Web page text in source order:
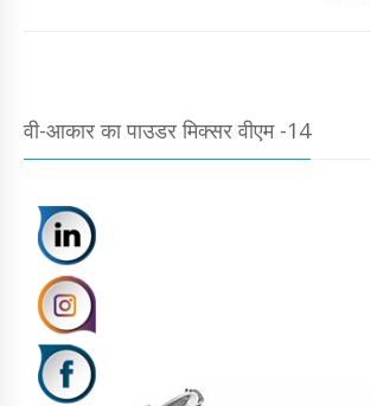
वी-आकार का पाउडर मिक्सर वीएम -14